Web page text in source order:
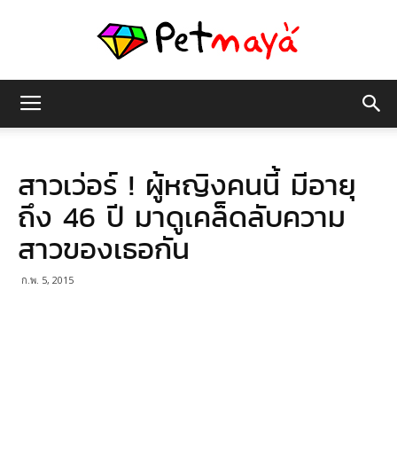
มายา
สาวเว่อร์ ! ผู้หญิงคนนี้ มีอายุ
ถึง 46 ปี มาดูเคล็ดลับความ
สาวของเธอกัน
ก.พ. 5, 2015